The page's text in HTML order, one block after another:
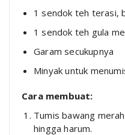
1 sendok teh terasi,
1 sendok teh gula
Garam secukupnya
Minyak untuk
Cara membuat:
Tumis bawang
hingga harum.